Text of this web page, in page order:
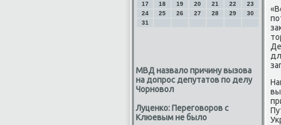
17
18 19 20 21 22
23
24
25 26 27 28 29
30
31
МВД назвало причину вызова
на допрос депутатов по делу
Чорновол
Луценко: Переговоров с
Клюевым не было